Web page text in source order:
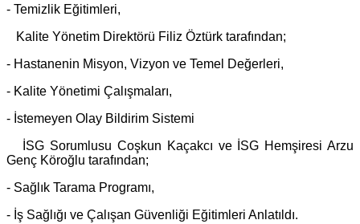
- Temizlik Eğitimleri,
Kalite Yönetim Direktörü Filiz Öztürk tarafından;
- Hastanenin Misyon, Vizyon ve Temel Değerleri,
- Kalite Yönetimi Çalışmaları,
- İstemeyen Olay Bildirim Sistemi
İSG Sorumlusu Coşkun Kaçakcı ve İSG Hemşiresi Arzu
Genç Köroğlu tarafından;
- Sağlık Tarama Programı,
- İş Sağlığı ve Çalışan Güvenliği Eğitimleri Anlatıldı.